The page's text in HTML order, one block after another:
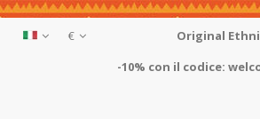
€
Original
-10% con il codice: